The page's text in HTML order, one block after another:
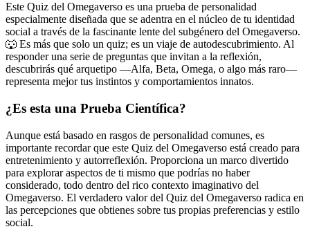
Este Quiz del Omegaverso es una prueba de personalidad
especialmente diseñada que se adentra en el núcleo de tu identidad
social a través de la fascinante lente del subgénero del Omegaverso.
🐺 Es más que solo un quiz; es un viaje de autodescubrimiento. Al
responder una serie de preguntas que invitan a la reflexión,
descubrirás qué arquetipo —Alfa, Beta, Omega, o algo más raro—
representa mejor tus instintos y comportamientos innatos.
¿Es esta una Prueba Científica?
Aunque está basado en rasgos de personalidad comunes, es
importante recordar que este Quiz del Omegaverso está creado para
entretenimiento y autorreflexión. Proporciona un marco divertido
para explorar aspectos de ti mismo que podrías no haber
considerado, todo dentro del rico contexto imaginativo del
Omegaverso. El verdadero valor del Quiz del Omegaverso radica en
las percepciones que obtienes sobre tus propias preferencias y estilo
social.